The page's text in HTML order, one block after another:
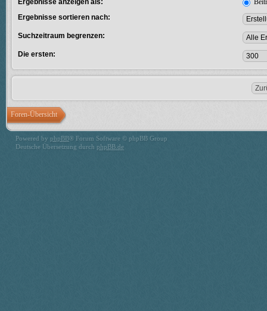
Ergebnisse anzeigen als:
Ergebnisse sortieren nach:
Suchzeitraum begrenzen:
Die ersten:
Foren-Übersicht
Powered by phpBB® Forum Software © phpBB Group
Deutsche Übersetzung durch phpBB.de